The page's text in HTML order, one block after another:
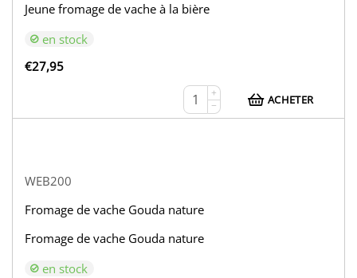
Jeune fromage de vache à la bière
en stock
€27,95
+
−
ACHETER
WEB200
Fromage de vache Gouda nature
Fromage de vache Gouda nature
en stock